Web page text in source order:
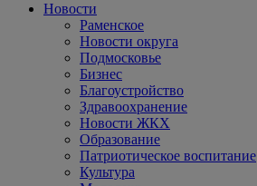
Новости
Раменское
Новости округа
Подмосковье
Бизнес
Благоустройство
Здравоохранение
Новости ЖКХ
Образование
Патриотическое воспитание
Культура